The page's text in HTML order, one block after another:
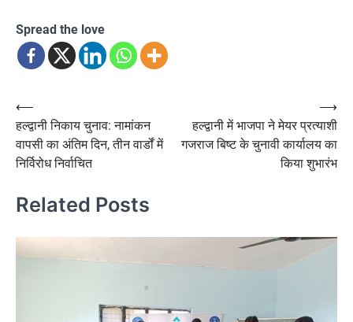
Spread the love
Post
navigation
⟵
हल्द्वानी निकाय चुनाव: नामांकन
वापसी का अंतिम दिन, तीन वार्डों में
निर्विरोध निर्वाचित
हल्द्वानी में भाजपा ने मेयर प्रत्याशी
गजराज बिष्ट के चुनावी कार्यालय का
किया शुभारंभ
⟶
Related Posts